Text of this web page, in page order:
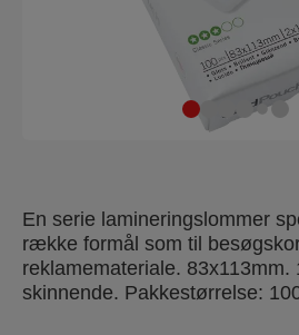
En serie lamineringslommer
række formål som til
reklamemateriale. 83x113mm.
skinnende. Pakkestørrelse: